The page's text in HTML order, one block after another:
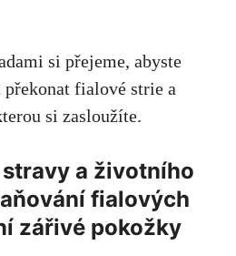
si přejeme, abyste
fialové strie a
si zasloužíte.
a životního
fialových
zářivé pokožky